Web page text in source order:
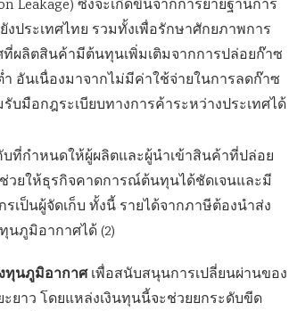
Leakage) ซึ่งจะเกิดขึ้นจากการย้ายฐานการ
ประเทศไทย รวมทั้งเพื่อรักษาศักยภาพการ
ผลิตสินค้ามีต้นทุนเพิ่มเติมจากการปล่อยก๊าซ
อันเนื่องมาจากไม่มีค่าใช้จ่ายในการลดก๊าซ
มือกฎระเบียบทางการค้าระหว่างประเทศได้
ที่กำหนดให้ผู้ผลิตและผู้นำเข้าสินค้าที่ปล่อย
วยให้ธุรกิจคาดการณ์ต้นทุนได้ชัดเจนและมี
ป็นผู้จัดเก็บ ทั้งนี้ รายได้จากภาษีต้องนำส่ง
นภูมิอากาศได้ (2)
ทุนภูมิอากาศเพื่อสนับสนุนการเปลี่ยนผ่านของ
ยาว โดยแหล่งเงินทุนนี้จะช่วยยกระดับขีด